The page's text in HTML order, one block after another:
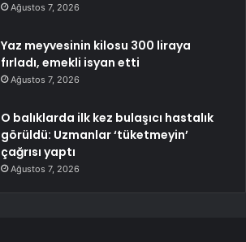
Ağustos 7, 2026
Yaz meyvesinin kilosu 300 liraya
fırladı, emekli isyan etti
Ağustos 7, 2026
O balıklarda ilk kez bulaşıcı hastalık
görüldü: Uzmanlar ‘tüketmeyin’
çağrısı yaptı
Ağustos 7, 2026